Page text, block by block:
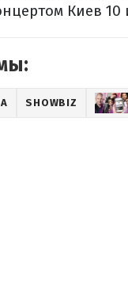
Киев 10
SHOWBIZ